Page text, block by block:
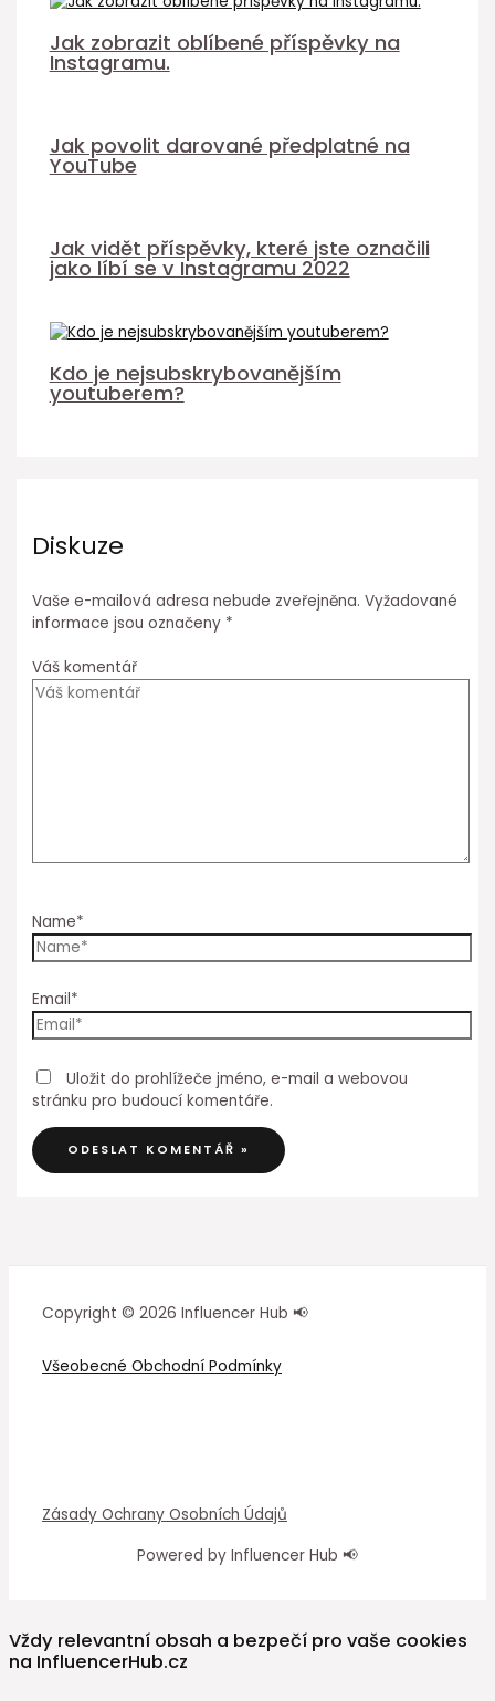
Jak zobrazit oblíbené příspěvky na
Instagramu.
Jak povolit darované předplatné na
YouTube
Jak vidět příspěvky, které jste označili
jako líbí se v Instagramu 2022
Kdo je nejsubskrybovanějším
youtuberem?
Diskuze
Vaše e-mailová adresa nebude zveřejněna. Vyžadované
informace jsou označeny *
Váš komentář
Name*
Email*
Uložit do prohlížeče jméno, e-mail a webovou
stránku pro budoucí komentáře.
Copyright © 2026 Influencer Hub 📢
Všeobecné Obchodní Podmínky
Zásady Ochrany Osobních Údajů
Powered by Influencer Hub 📢
Vždy relevantní obsah a bezpečí pro vaše cookies
na InfluencerHub.cz